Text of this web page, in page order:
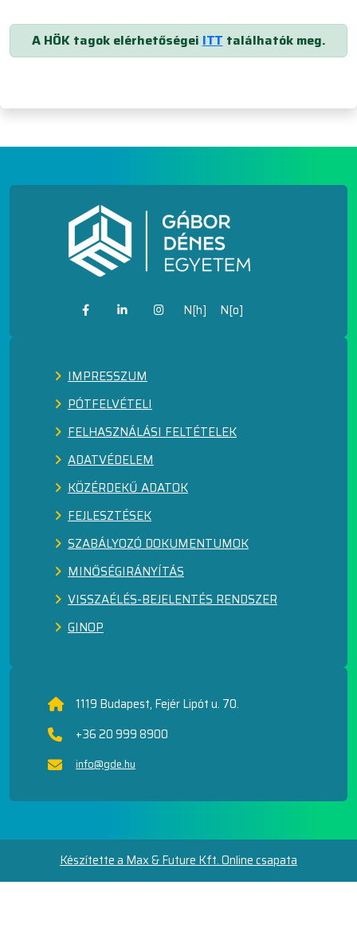
A HÖK tagok elérhetőségei ITT találhatók meg.
N[h] N[o]
IMPRESSZUM
PÓTFELVÉTELI
FELHASZNÁLÁSI FELTÉTELEK
ADATVÉDELEM
KÖZÉRDEKŰ ADATOK
FEJLESZTÉSEK
SZABÁLYOZÓ DOKUMENTUMOK
MINŐSÉGIRÁNYÍTÁS
VISSZAÉLÉS-BEJELENTÉS RENDSZER
GINOP
1119 Budapest, Fejér Lipót u. 70.
+36 20 999 8900
info@gde.hu
Készítette a Max & Future Kft. Online csapata